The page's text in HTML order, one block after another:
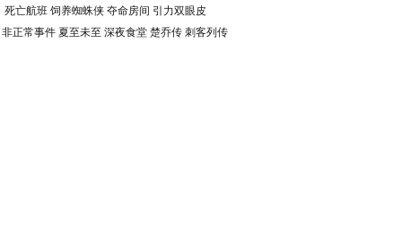
死亡航班 饲养蜘蛛侠 夺命房间 引力双眼皮
非正常事件 夏至未至 深夜食堂 楚乔传 刺客列传